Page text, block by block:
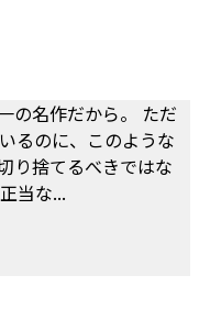
の名作だから。 ただ
るのに、このような
り捨てるべきではな
当な...